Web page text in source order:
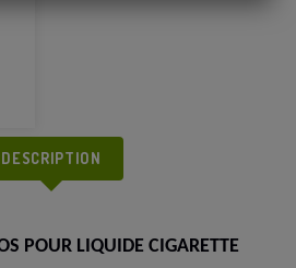
DESCRIPTION
POUR LIQUIDE CIGARETTE